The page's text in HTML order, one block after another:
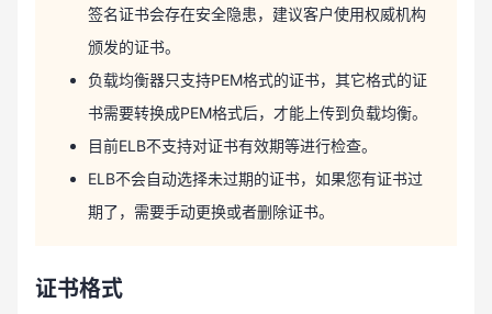
签名证书会存在安全隐患，建议客户使用权威机构
颁发的证书。
负载均衡器只支持PEM格式的证书，其它格式的证
书需要转换成PEM格式后，才能上传到负载均衡。
目前ELB不支持对证书有效期等进行检查。
ELB不会自动选择未过期的证书，如果您有证书过
期了，需要手动更换或者删除证书。
证书格式